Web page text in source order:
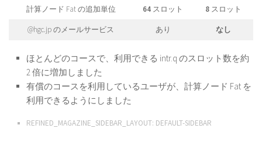
計算ノード Fat の追加単位 64 スロット 8 スロット
@hgc.jp のメールサービス あり なし
ほとんどのコースで、利用できる intr.q のスロット数を約
2 倍に増加しました
有償のコースを利用しているユーザが、計算ノード Fat を
利用できるようにしました
REFINED_MAGAZINE_SIDEBAR_LAYOUT: DEFAULT-SIDEBAR